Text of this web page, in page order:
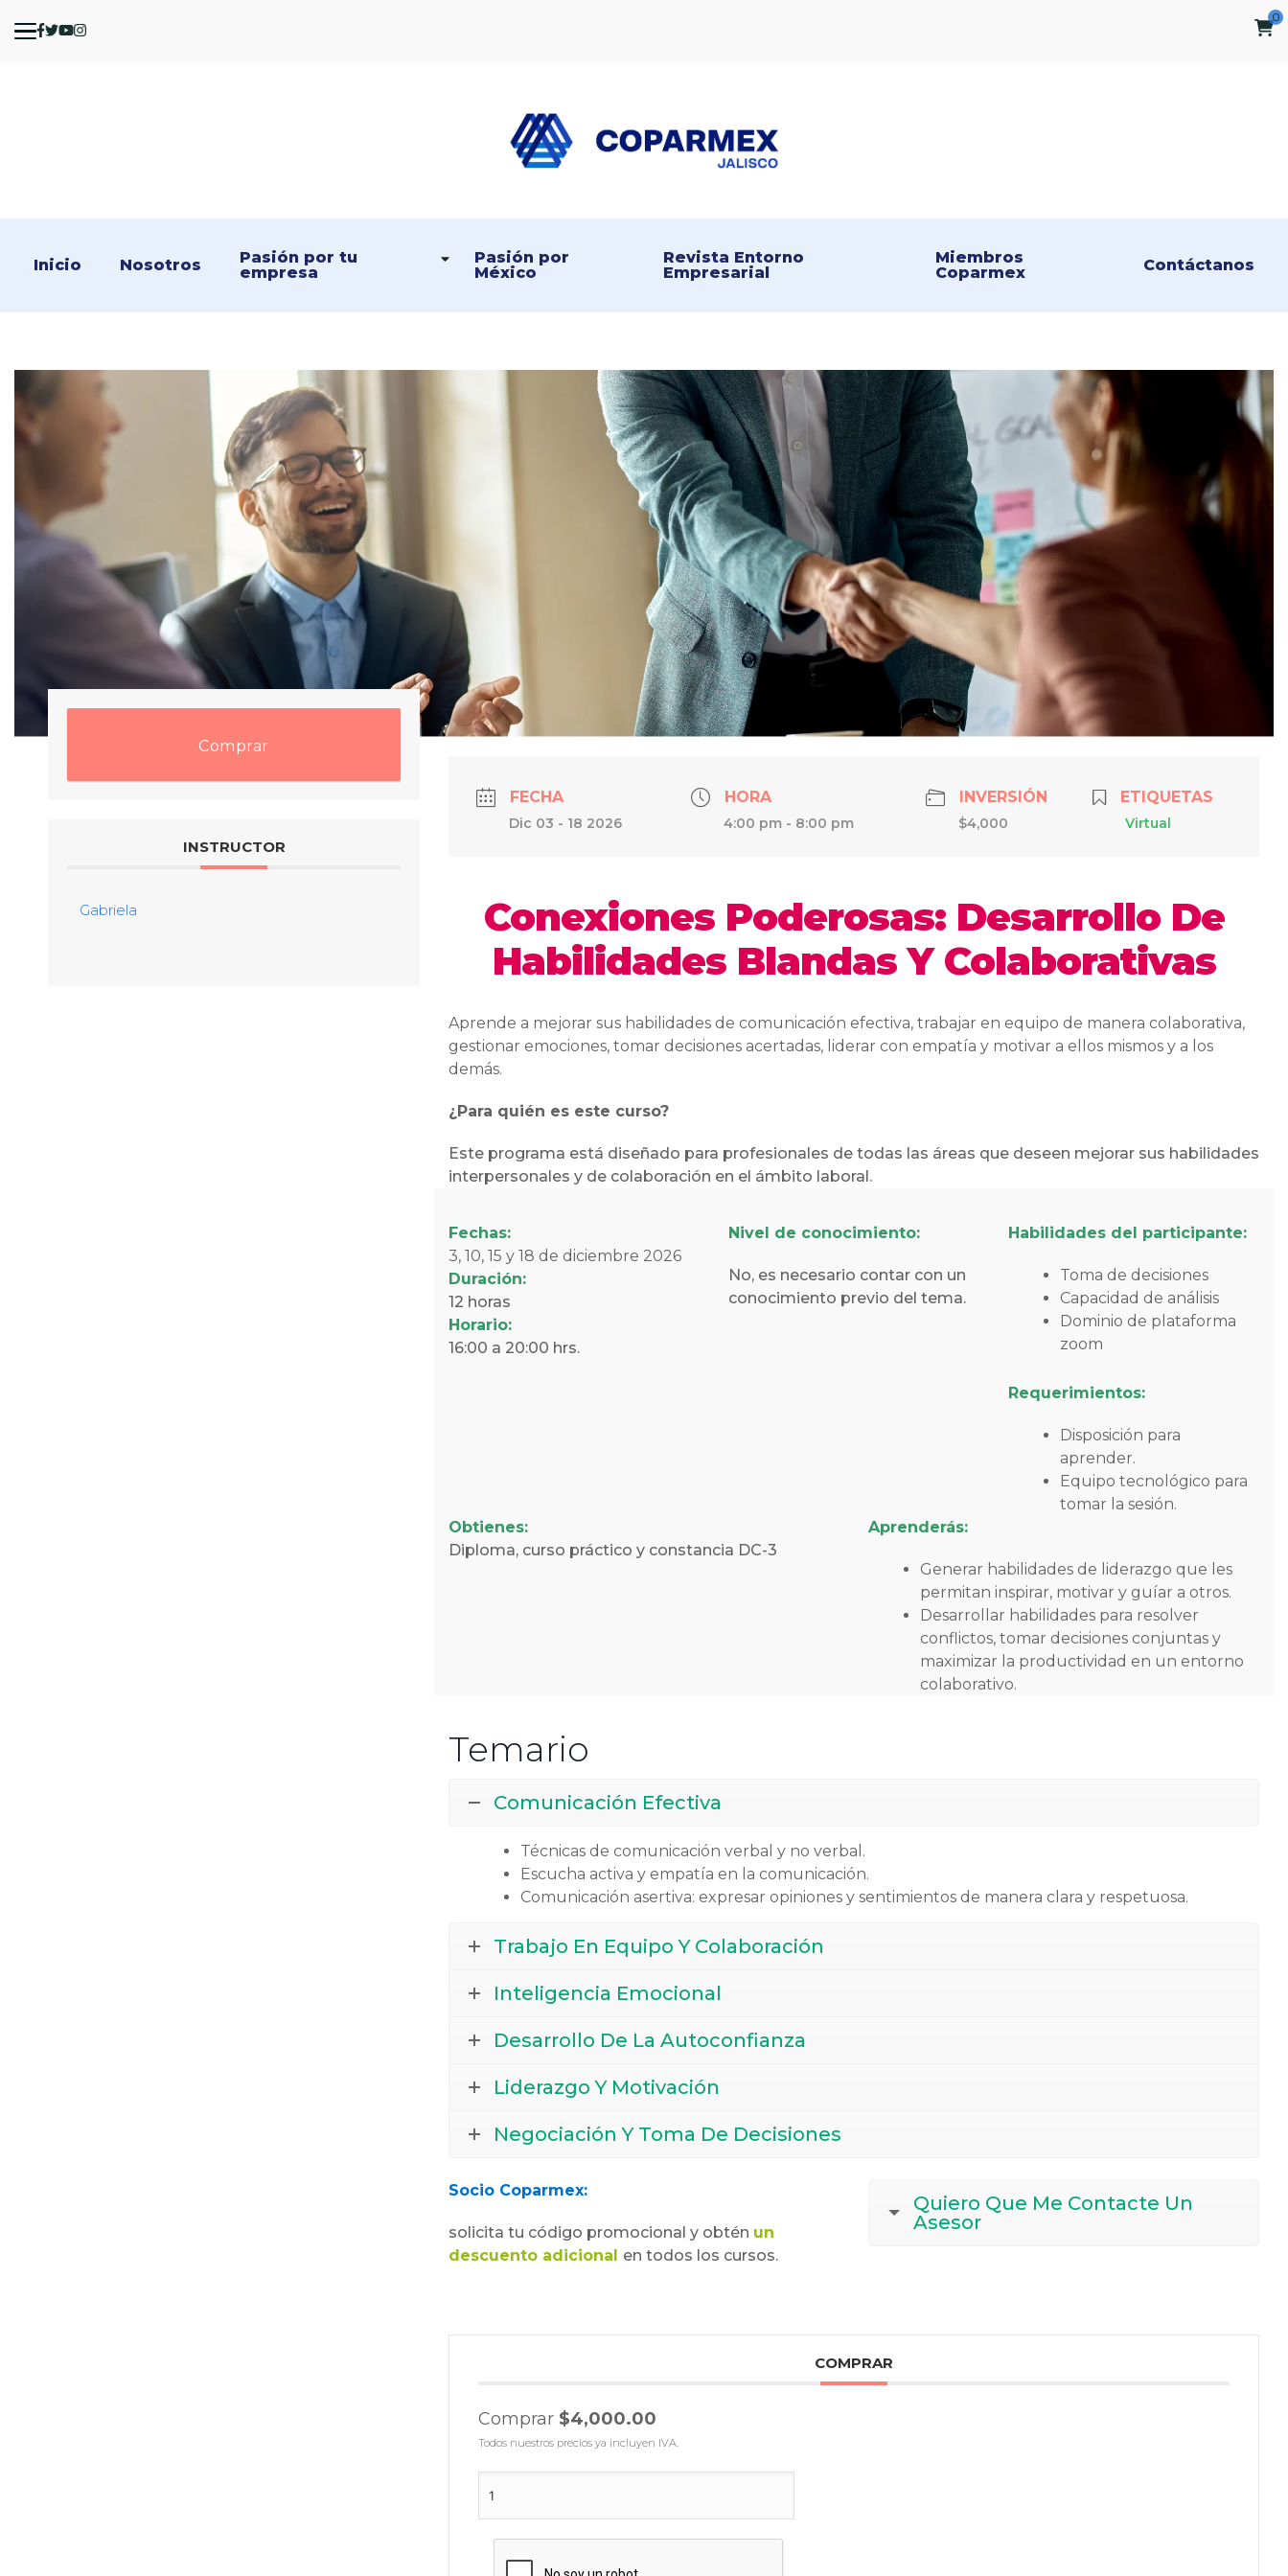
0
Inicio Nosotros
Pasión por tu
empresa
Pasión por
México
Revista Entorno
Empresarial
Miembros
Coparmex
Contáctanos
Comprar
INSTRUCTOR
Gabriela
FECHA
Dic 03 - 18 2026
HORA
4:00 pm - 8:00 pm
INVERSIÓN
$4,000
ETIQUETAS
Virtual
Conexiones Poderosas: Desarrollo De
Habilidades Blandas Y Colaborativas
Aprende a mejorar sus habilidades de comunicación efectiva, trabajar en equipo de manera colaborativa,
gestionar emociones, tomar decisiones acertadas, liderar con empatía y motivar a ellos mismos y a los
demás.
¿Para quién es este curso?
Este programa está diseñado para profesionales de todas las áreas que deseen mejorar sus habilidades
interpersonales y de colaboración en el ámbito laboral.
Fechas:
3, 10, 15 y 18 de diciembre 2026
Duración:
12 horas
Horario:
16:00 a 20:00 hrs.
Nivel de conocimiento:
No, es necesario contar con un
conocimiento previo del tema.
Habilidades del participante:
Toma de decisiones
Capacidad de análisis
Dominio de plataforma
zoom
Requerimientos:
Disposición para
aprender.
Equipo tecnológico para
tomar la sesión.
Obtienes:
Diploma, curso práctico y constancia DC-3
Aprenderás:
Generar habilidades de liderazgo que les
permitan inspirar, motivar y guíar a otros.
Desarrollar habilidades para resolver
conflictos, tomar decisiones conjuntas y
maximizar la productividad en un entorno
colaborativo.
Temario
Comunicación Efectiva
Técnicas de comunicación verbal y no verbal.
Escucha activa y empatía en la comunicación.
Comunicación asertiva: expresar opiniones y sentimientos de manera clara y respetuosa.
Trabajo En Equipo Y Colaboración
Inteligencia Emocional
Desarrollo De La Autoconfianza
Liderazgo Y Motivación
Negociación Y Toma De Decisiones
Socio Coparmex:
solicita tu código promocional y obtén un
descuento adicional en todos los cursos.
Quiero Que Me Contacte Un
Asesor
COMPRAR
Comprar $4,000.00
Todos nuestros precios ya incluyen IVA.